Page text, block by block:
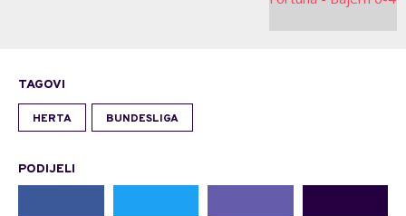
TAGOVI
HERTA BUNDESLIGA
PODIJELI